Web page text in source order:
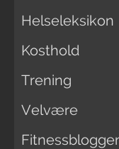
Helseleksikon
Kosthold
Trening
Velvære